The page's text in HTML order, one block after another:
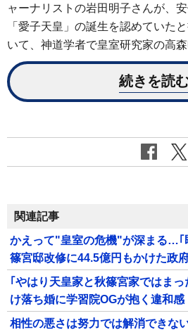
ャーナリストの岩田明子さんが、
「愛子天皇」の誕生を認めていた
いて、神道学者で皇室研究家の高
続きを読
関連記事
かえって"皇室の危機"が深まる…｢
篠宮邸改修に44.5億円もかけた政
｢やはり天皇家と秋篠宮家ではま
け落ち婚に学習院OGが抱く違和感
相性の悪さは努力では解消できな